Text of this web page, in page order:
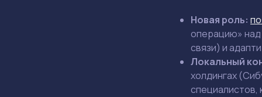
Новая роль:
операцию»
связи) и
Локальный
холдингах
специалистов,